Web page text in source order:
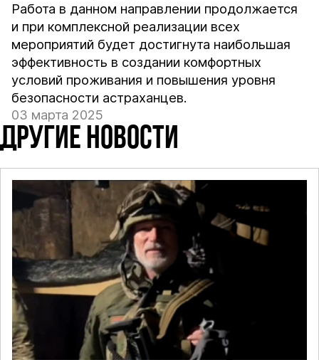
Работа в данном направлении продолжается
и при комплексной реализации всех
мероприятий будет достигнута наибольшая
эффективность в создании комфортных
условий проживания и повышения уровня
безопасности астраханцев.
03 марта 2025
ДРУГИЕ НОВОСТИ